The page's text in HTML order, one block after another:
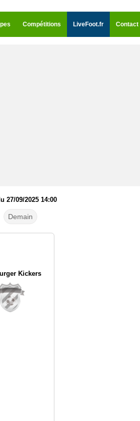
Compétitions LiveFoot.fr Contact
27/09/2025 14:00
Demain
Kickers